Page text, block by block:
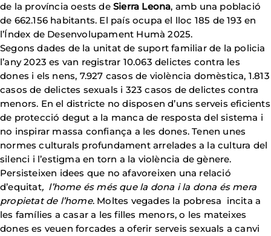
de la província oests de Sierra Leona, amb una població
de 662.156 habitants. El país ocupa el lloc 185 de 193 en
l’Índex de Desenvolupament Humà 2025.
Segons dades de la unitat de suport familiar de la policia
l’any 2023 es van registrar 10.063 delictes contra les
dones i els nens, 7.927 casos de violència domèstica, 1.813
casos de delictes sexuals i 323 casos de delictes contra
menors. En el districte no disposen d’uns serveis eficients
de protecció degut a la manca de resposta del sistema i
no inspirar massa confiança a les dones. Tenen unes
normes culturals profundament arrelades a la cultura del
silenci i l’estigma en torn a la violència de gènere.
Persisteixen idees que no afavoreixen una relació
d’equitat, l’home és més que la dona i la dona és mera
propietat de l’home. Moltes vegades la pobresa incita a
les famílies a casar a les filles menors, o les mateixes
dones es veuen forcades a oferir serveis sexuals a canvi